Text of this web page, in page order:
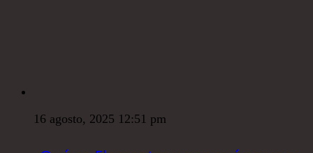
16 agosto, 2025 12:51 pm